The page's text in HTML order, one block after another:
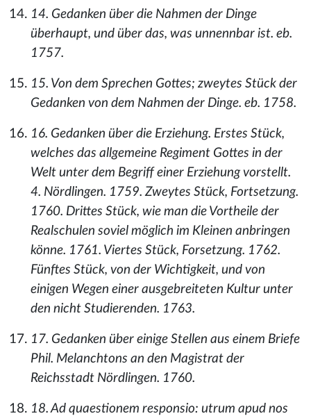
14. Gedanken über die Nahmen der Dinge
überhaupt, und über das, was unnennbar ist. eb.
1757.
15. Von dem Sprechen Gottes; zweytes Stück der
Gedanken von dem Nahmen der Dinge. eb. 1758.
16. Gedanken über die Erziehung. Erstes Stück,
welches das allgemeine Regiment Gottes in der
Welt unter dem Begriff einer Erziehung vorstellt.
4. Nördlingen. 1759. Zweytes Stück, Fortsetzung.
1760. Drittes Stück, wie man die Vortheile der
Realschulen soviel möglich im Kleinen anbringen
könne. 1761. Viertes Stück, Forsetzung. 1762.
Fünftes Stück, von der Wichtigkeit, und von
einigen Wegen einer ausgebreiteten Kultur unter
den nicht Studierenden. 1763.
17. Gedanken über einige Stellen aus einem Briefe
Phil. Melanchtons an den Magistrat der
Reichsstadt Nördlingen. 1760.
18. Ad quaestionem responsio: utrum apud nos